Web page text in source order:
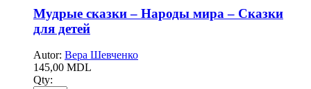
Мудрые сказки – Народы мира – Сказки
для детей
Autor: Вера Шевченко
145,00 MDL
Qty: